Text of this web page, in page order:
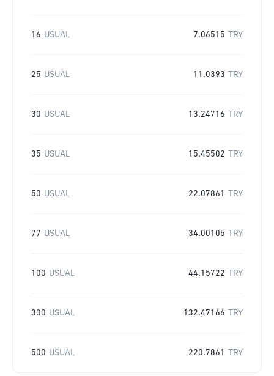
16 USUAL 7.06515 TRY
25 USUAL 11.0393 TRY
30 USUAL 13.24716 TRY
35 USUAL 15.45502 TRY
50 USUAL 22.07861 TRY
77 USUAL 34.00105 TRY
100 USUAL 44.15722 TRY
300 USUAL 132.47166 TRY
500 USUAL 220.7861 TRY